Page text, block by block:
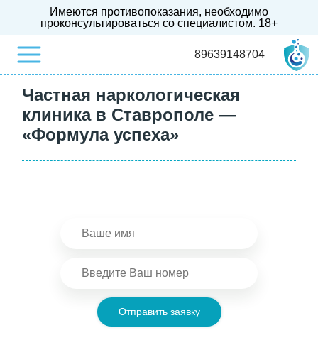
Имеются противопоказания, необходимо
проконсультироваться со специалистом. 18+
89639148704
Частная наркологическая
клиника в Ставрополе —
«Формула успеха»
Отправить заявку